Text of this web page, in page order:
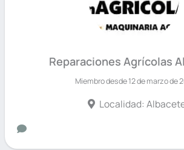
Reparaciones Agrícolas
Miembro desde 12 de marzo de
Localidad: